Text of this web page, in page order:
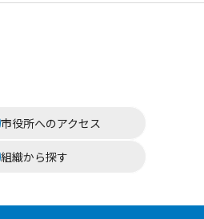
市役所へのアクセス
組織から探す